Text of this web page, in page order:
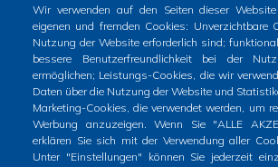
PLAÇA DE LA CONSTITUCIÓ, 1. SA
(MALLORCA)
Phone
+34 971 54 00 54
CIF P0704400A
Wir verwenden auf den Seiten dieser
eigenen und fremden Cookies: Unverzichtbare
Nutzung der Website erforderlich sind;
bessere Benutzerfreundlichkeit bei der
ermöglichen; Leistungs-Cookies, die wir
Daten über die Nutzung der Website und
Marketing-Cookies, die verwendet werden, um
Werbung anzuzeigen. Wenn Sie "ALLE
erklären Sie sich mit der Verwendung aller
Unter "Einstellungen" können Sie jederzeit